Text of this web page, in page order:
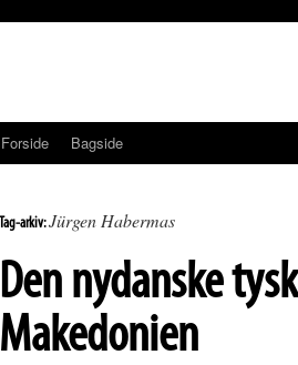
Forside Bagside
Tag-arkiv:Jürgen Habermas
Den nydanske
Makedonien